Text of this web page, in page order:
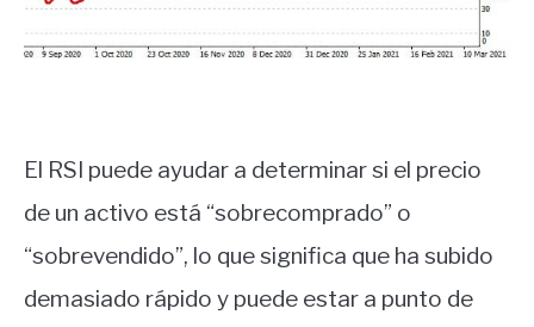
El RSI puede ayudar a determinar si el precio
de un activo está “sobrecomprado” o
“sobrevendido”, lo que significa que ha subido
demasiado rápido y puede estar a punto de